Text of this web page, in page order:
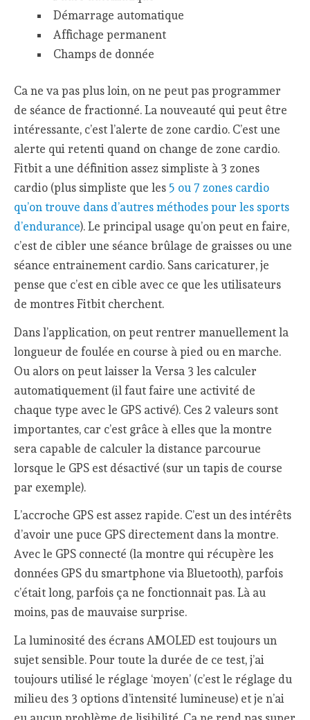
Démarrage automatique
Affichage permanent
Champs de donnée
Ca ne va pas plus loin, on ne peut pas programmer
de séance de fractionné. La nouveauté qui peut être
intéressante, c’est l’alerte de zone cardio. C’est une
alerte qui retenti quand on change de zone cardio.
Fitbit a une définition assez simpliste à 3 zones
cardio (plus simpliste que les 5 ou 7 zones cardio
qu’on trouve dans d’autres méthodes pour les sports
d’endurance). Le principal usage qu’on peut en faire,
c’est de cibler une séance brûlage de graisses ou une
séance entrainement cardio. Sans caricaturer, je
pense que c’est en cible avec ce que les utilisateurs
de montres Fitbit cherchent.
Dans l’application, on peut rentrer manuellement la
longueur de foulée en course à pied ou en marche.
Ou alors on peut laisser la Versa 3 les calculer
automatiquement (il faut faire une activité de
chaque type avec le GPS activé). Ces 2 valeurs sont
importantes, car c’est grâce à elles que la montre
sera capable de calculer la distance parcourue
lorsque le GPS est désactivé (sur un tapis de course
par exemple).
L’accroche GPS est assez rapide. C’est un des intérêts
d’avoir une puce GPS directement dans la montre.
Avec le GPS connecté (la montre qui récupère les
données GPS du smartphone via Bluetooth), parfois
c’était long, parfois ça ne fonctionnait pas. Là au
moins, pas de mauvaise surprise.
La luminosité des écrans AMOLED est toujours un
sujet sensible. Pour toute la durée de ce test, j’ai
toujours utilisé le réglage ‘moyen’ (c’est le réglage du
milieu des 3 options d’intensité lumineuse) et je n’ai